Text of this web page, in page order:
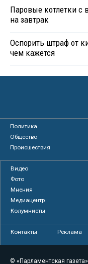
Паровые котлетки с
на завтрак
Оспорить штраф от
чем кажется
Политика
Общество
Происшествия
Видео
Фото
Мнения
Медиацентр
Колумнисты
Контакты Реклама
© «Парламентская